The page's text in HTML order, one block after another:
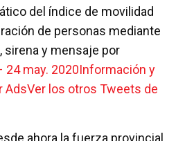
del índice de movilidad
de personas mediante
sirena y mensaje por
24 may. 2020Información y
AdsVer los otros Tweets de
ahora la fuerza provincial